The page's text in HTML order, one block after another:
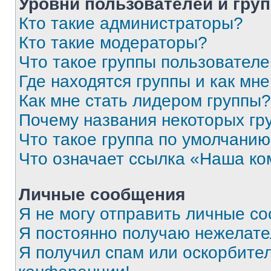
Уровни пользователей и
Кто такие администраторы?
Кто такие модераторы?
Что такое группы
Где находятся группы и как
Как мне стать лидером группы?
Почему названия некоторых
Что такое группа по
Что означает ссылка «Наша
Личные сообщения
Я не могу отправить личные
Я постоянно получаю
Я получил спам или